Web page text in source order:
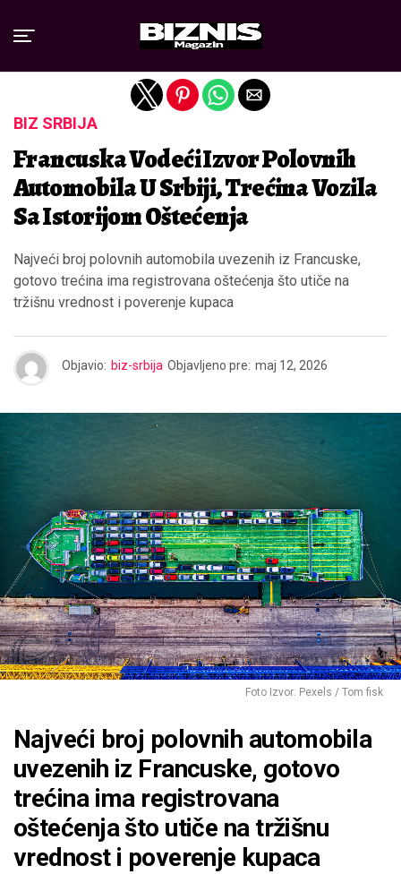
BIZ SRBIJA
Francuska Vodeći Izvor Polovnih
Automobila U Srbiji, Trećina Vozila
Sa Istorijom Oštećenja
Najveći broj polovnih automobila uvezenih iz Francuske,
gotovo trećina ima registrovana oštećenja što utiče na
tržišnu vrednost i poverenje kupaca
Objavio: biz-srbija Objavljeno pre: maj 12, 2026
Foto Izvor: Pexels / Tom fisk
Najveći broj polovnih automobila
uvezenih iz Francuske, gotovo
trećina ima registrovana
oštećenja što utiče na tržišnu
vrednost i poverenje kupaca
Exit mobile version